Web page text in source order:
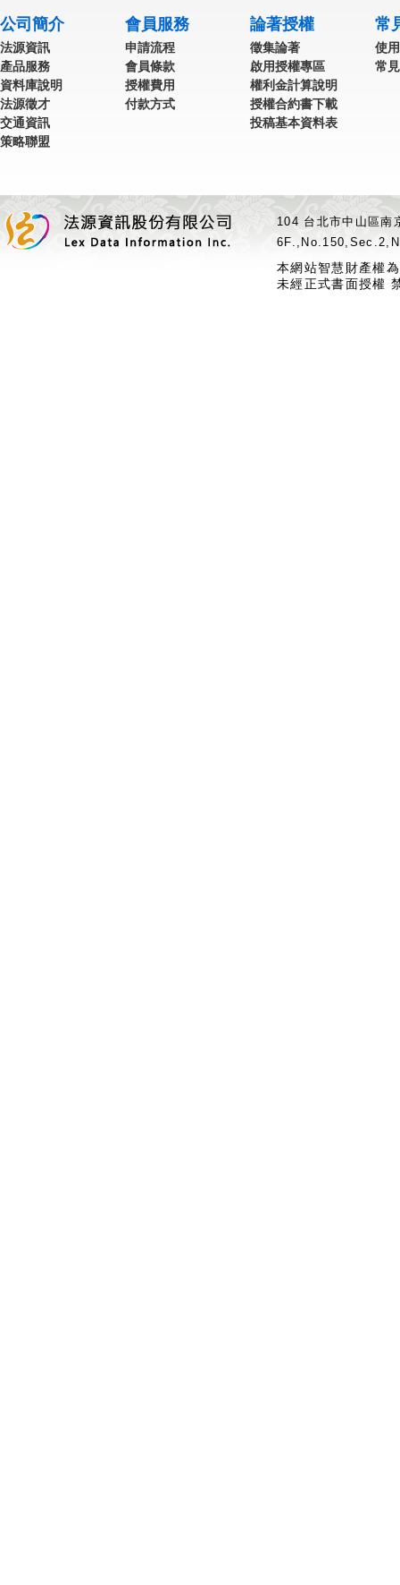
公司簡介
法源資訊
產品服務
資料庫說明
法源徵才
交通資訊
策略聯盟
會員服務
申請流程
會員條款
授權費用
付款方式
論著授權
徵集論著
啟用授權專區
權利金計算說明
授權合約書下載
投稿基本資料表
常
使
常
104 台北市中山區
本網站智慧財產權
未經正式書面授權